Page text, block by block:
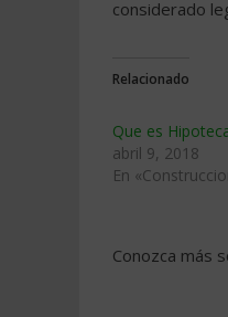
considerado
Relacionado
Que es
abril 9, 2018
En
Conozca más